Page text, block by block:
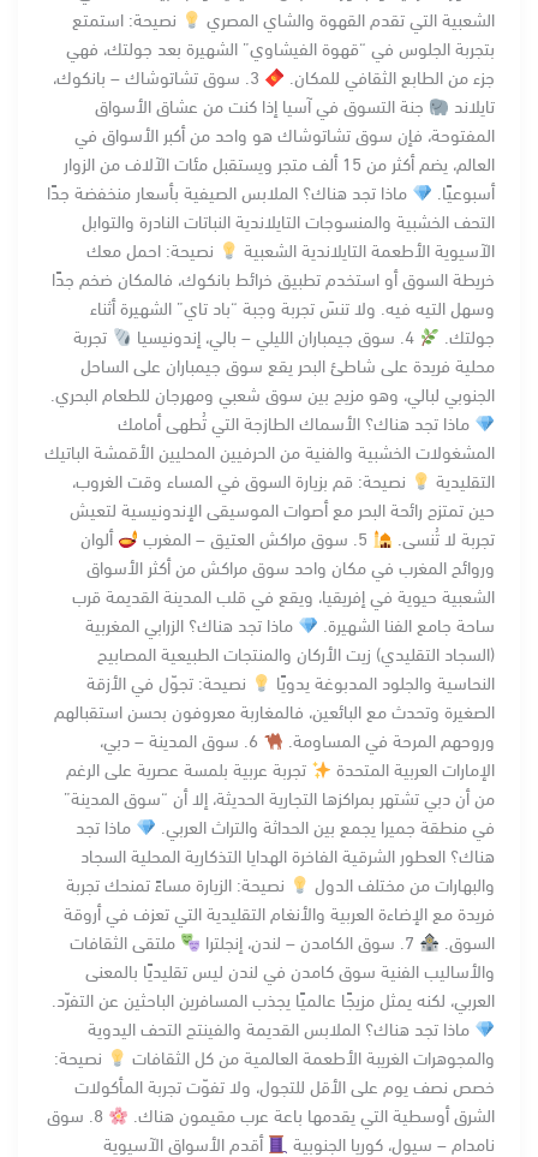
الشعبية التي تقدم القهوة والشاي المصري
نصيحة: استمتع
بتجربة الجلوس في “قهوة الفيشاوي” الشهيرة بعد جولتك، فهي
جزء من الطابع الثقافي للمكان.
3. سوق تشاتوشاك – بانكوك،
تايلاند
جنة التسوق في آسيا إذا كنت من عشاق الأسواق
المفتوحة، فإن سوق تشاتوشاك هو واحد من أكبر الأسواق في
العالم، يضم أكثر من 15 ألف متجر ويستقبل مئات الآلاف من الزوار
أسبوعيًا.
ماذا تجد هناك؟ الملابس الصيفية بأسعار منخفضة جدًا
التحف الخشبية والمنسوجات التايلاندية النباتات النادرة والتوابل
الآسيوية الأطعمة التايلاندية الشعبية
نصيحة: احمل معك
خريطة السوق أو استخدم تطبيق خرائط بانكوك، فالمكان ضخم جدًا
وسهل التيه فيه. ولا تنسَ تجربة وجبة “باد تاي” الشهيرة أثناء
جولتك.
4. سوق جيمباران الليلي – بالي، إندونيسيا
تجربة
محلية فريدة على شاطئ البحر يقع سوق جيمباران على الساحل
الجنوبي لبالي، وهو مزيج بين سوق شعبي ومهرجان للطعام البحري.
ماذا تجد هناك؟ الأسماك الطازجة التي تُطهى أمامك
المشغولات الخشبية والفنية من الحرفيين المحليين الأقمشة الباتيك
التقليدية
نصيحة: قم بزيارة السوق في المساء وقت الغروب،
حين تمتزج رائحة البحر مع أصوات الموسيقى الإندونيسية لتعيش
تجربة لا تُنسى.
ألوان
وروائح المغرب في مكان واحد سوق مراكش من أكثر الأسواق
الشعبية حيوية في إفريقيا، ويقع في قلب المدينة القديمة قرب
ساحة جامع الفنا الشهيرة.
ماذا تجد هناك؟ الزرابي المغربية
(السجاد التقليدي) زيت الأركان والمنتجات الطبيعية المصابيح
النحاسية والجلود المدبوغة يدويًا
نصيحة: تجوّل في الأزقة
الصغيرة وتحدث مع البائعين، فالمغاربة معروفون بحسن استقبالهم
وروحهم المرحة في المساومة.
6. سوق المدينة – دبي،
الإمارات العربية المتحدة
تجربة عربية بلمسة عصرية على الرغم
من أن دبي تشتهر بمراكزها التجارية الحديثة، إلا أن “سوق المدينة”
في منطقة جميرا يجمع بين الحداثة والتراث العربي.
ماذا تجد
هناك؟ العطور الشرقية الفاخرة الهدايا التذكارية المحلية السجاد
والبهارات من مختلف الدول
نصيحة: الزيارة مساءً تمنحك تجربة
فريدة مع الإضاءة العربية والأنغام التقليدية التي تعزف في أروقة
السوق.
ملتقى الثقافات
والأساليب الفنية سوق كامدن في لندن ليس تقليديًا بالمعنى
العربي، لكنه يمثل مزيجًا عالميًا يجذب المسافرين الباحثين عن التفرّد.
ماذا تجد هناك؟ الملابس القديمة والفينتج التحف اليدوية
والمجوهرات الغريبة الأطعمة العالمية من كل الثقافات
نصيحة:
خصص نصف يوم على الأقل للتجول، ولا تفوّت تجربة المأكولات
الشرق أوسطية التي يقدمها باعة عرب مقيمون هناك.
8. سوق
نامدام – سيول، كوريا الجنوبية
أقدم الأسواق الآسيوية